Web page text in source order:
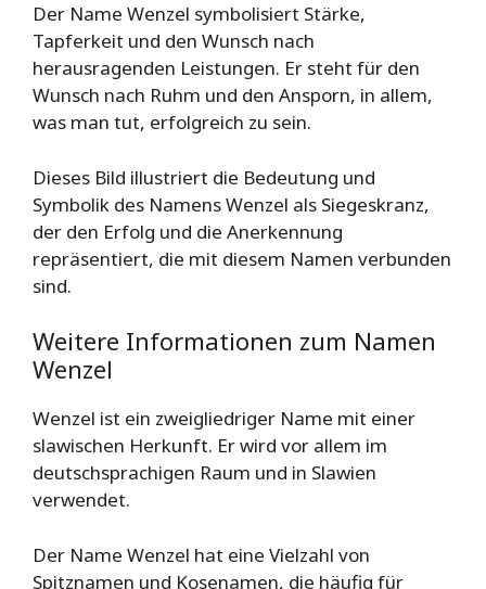
Der Name Wenzel symbolisiert Stärke,
Tapferkeit und den Wunsch nach
herausragenden Leistungen. Er steht für den
Wunsch nach Ruhm und den Ansporn, in allem,
was man tut, erfolgreich zu sein.
Dieses Bild illustriert die Bedeutung und
Symbolik des Namens Wenzel als Siegeskranz,
der den Erfolg und die Anerkennung
repräsentiert, die mit diesem Namen verbunden
sind.
Weitere Informationen zum Namen
Wenzel
Wenzel ist ein zweigliedriger Name mit einer
slawischen Herkunft. Er wird vor allem im
deutschsprachigen Raum und in Slawien
verwendet.
Der Name Wenzel hat eine Vielzahl von
Spitznamen und Kosenamen, die häufig für